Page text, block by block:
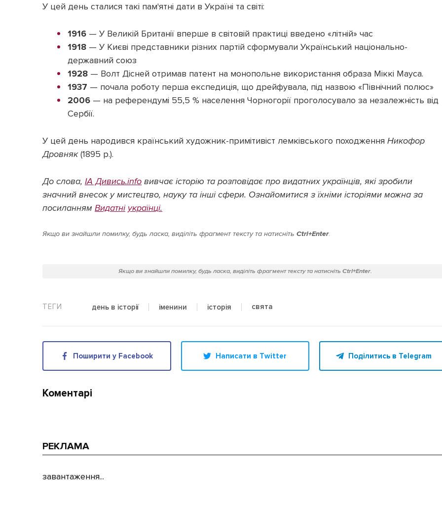
У цей день сталися такі пам'ятні дати в Україні та світі:
1916 — У Великій Британії вперше в світовій практиці введено «літній» час
1918 — У Києві представники різних партій сформували Український національно-
державний союз
1928 — Волт Дісней отримав патент на монопольне використання образа Міккі Мауса.
1937 — почала роботу перша експедиція, що дрейфувала, під назвою «Північний полюс»
2006 — на референдумі 55,5 % населення Чорногорії проголосувало за незалежність від
Сербії.
У цей день народився країнський художник-примітивіст лемківського походження Никофор
Дровняк(1895 р.).
До слова, ІА Дивись.info вивчає історію та розповідає про видатних українців, які зробили
значний внесок у мистецтво, науку та інші сфери. Ознайомитися з їхніми історіями можна за
посиланням Видатні українці.
Якщо ви знайшли помилку, будь ласка, виділіть фрагмент тексту та натисніть Ctrl+Enter.
Якщо ви знайшли помилку, будь ласка, виділіть фрагмент тексту та натисніть Ctrl+Enter.
день в історії іменини історія свята
Поширити у Facebook Написати в Twitter Поділитись в Telegram
Коментарі
РЕКЛАМА
завантаження...